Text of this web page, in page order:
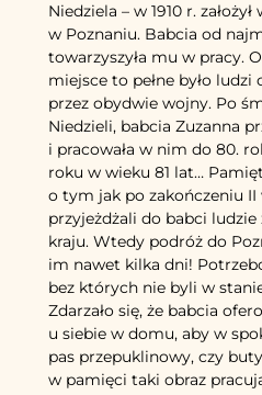
Niedziela – w 1910 r.
w Poznaniu. Babcia od
towarzyszyła mu w pracy.
miejsce to pełne było ludzi
przez obydwie wojny. Po
Niedzieli, babcia Zuzanna
i pracowała w nim do 80.
roku w wieku 81 lat…
o tym jak po zakończeniu
przyjeżdżali do babci
kraju. Wtedy podróż do
im nawet kilka dni!
bez których nie byli w
Zdarzało się, że babcia
u siebie w domu, aby w
pas przepuklinowy, czy
w pamięci taki obraz